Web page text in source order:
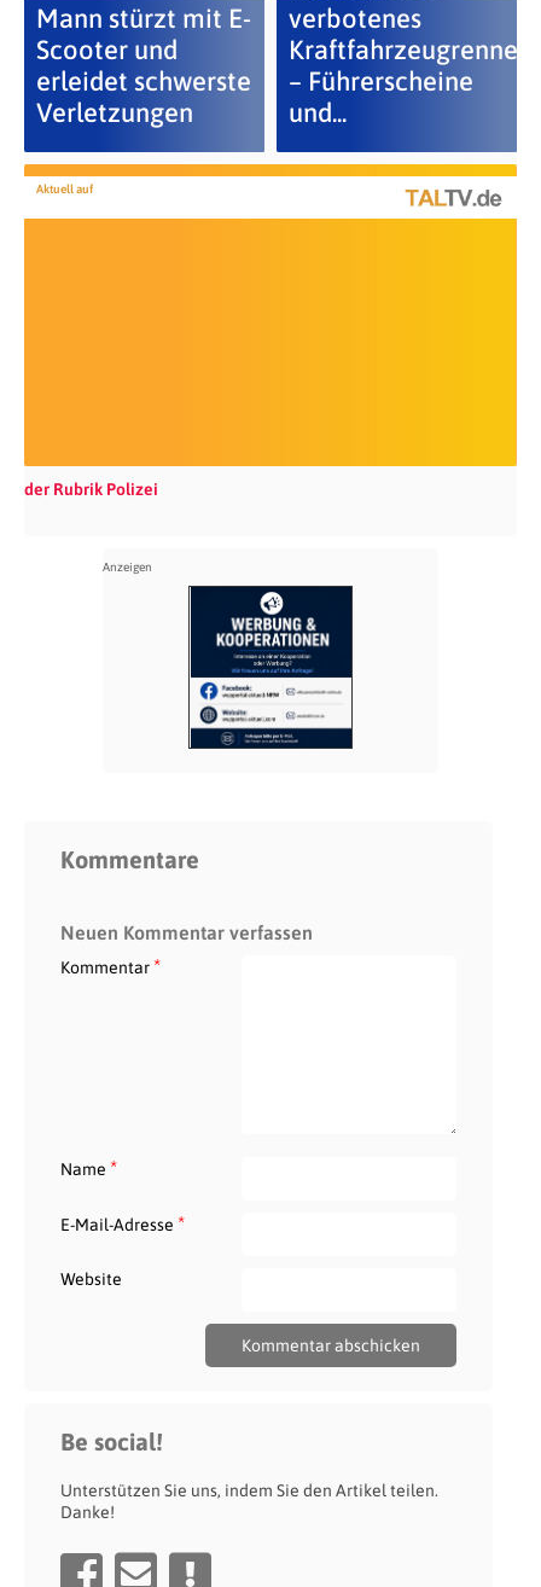
Mann stürzt mit E-
Scooter und
erleidet schwerste
Verletzungen
verbotenes
Kraftfahrzeugrennen
– Führerscheine
und...
Aktuell auf
der Rubrik Polizei
Kommentare
Neuen Kommentar verfassen
Kommentar*
Name *
E-Mail-Adresse *
Website
Be social!
Unterstützen Sie uns, indem Sie den Artikel teilen.
Danke!